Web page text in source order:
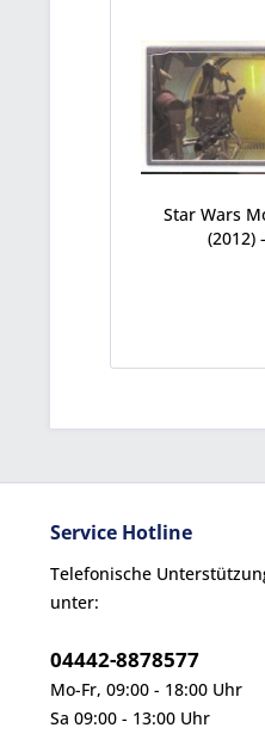
Star Wars
(2012)
Service Hotline
Telefonische
unter:
04442-8878577
Mo-Fr, 09:00 - 18:00 Uhr
Sa 09:00 - 13:00 Uhr